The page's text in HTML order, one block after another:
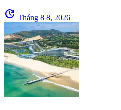
update Tháng 8 8, 2026